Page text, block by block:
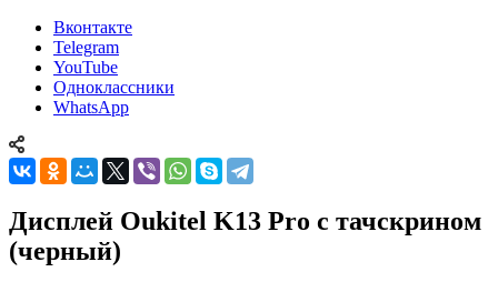
Вконтакте
Telegram
YouTube
Одноклассники
WhatsApp
Дисплей Oukitel K13 Pro с тачскрином
(черный)